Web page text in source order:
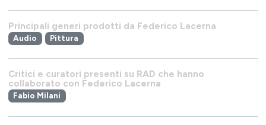
Principali generi prodotti da Federico Lacerna
Audio Pittura
Critici e curatori presenti su RAD che hanno
collaborato con Federico Lacerna
Fabio Milani